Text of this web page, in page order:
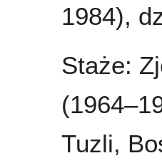
1984),
Staże:
Tuzli,